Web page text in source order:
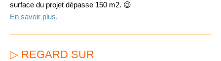
surface du projet dépasse 150 m2. 😉
En savoir plus.
▷ REGARD SUR